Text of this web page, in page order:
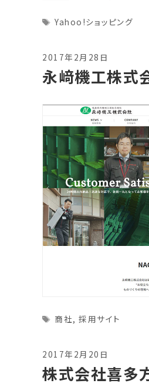
Tags
Yahoo!ショッピング
2017年2月28日
永﨑機工株式
Tags
商社,採用サイト
2017年2月20日
株式会社喜多